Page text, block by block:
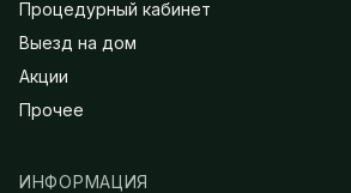
Процедурный кабинет
Выезд на дом
Акции
Прочее
ИНФОРМАЦИЯ